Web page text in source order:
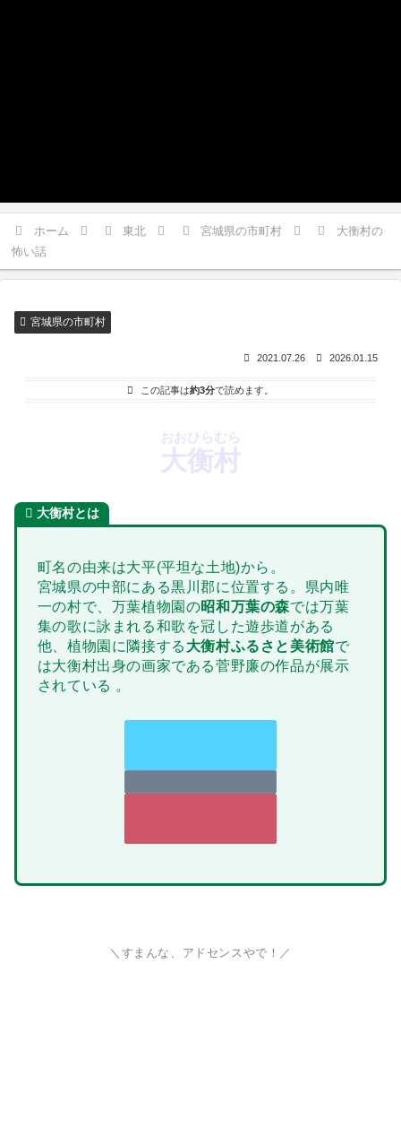
ホーム 東北 宮城県の市町村
大衡村の
怖い話
宮城県の市町村
2021.07.26 2026.01.15
この記事は約3分で読めます。
大衡村
おおひらむら
大衡村とは
町名の由来は大平(平坦な土地)から。
宮城県の中部にある黒川郡に位置する。県内唯
一の村で、万葉植物園の昭和万葉の森では万葉
集の歌に詠まれる和歌を冠した遊歩道がある
他、植物園に隣接する 大衡村ふるさと美術館で
は大衡村出身の画家である菅野廉の作品が展示
されている 。
＼すまんな、アドセンスやで！／